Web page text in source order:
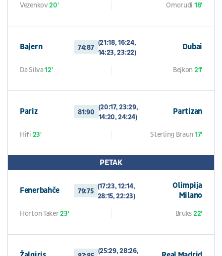
Vezenkov20' Omoruđi 18'
Bajern 74:87
(21:18, 16:24,
14:23, 23:22)
Dubai
Da Silva12' Bejkon 21'
Pariz 81:90
(20:17, 23:29,
14:20, 24:24)
Partizan
Hifi 23' Sterling Braun 17'
PETAK
Fenerbahče 79:75
(17:23, 12:14,
28:15, 22:23)
Olimpija
Milano
Horton Taker23' Bruks22'
(25:29, 28:26,